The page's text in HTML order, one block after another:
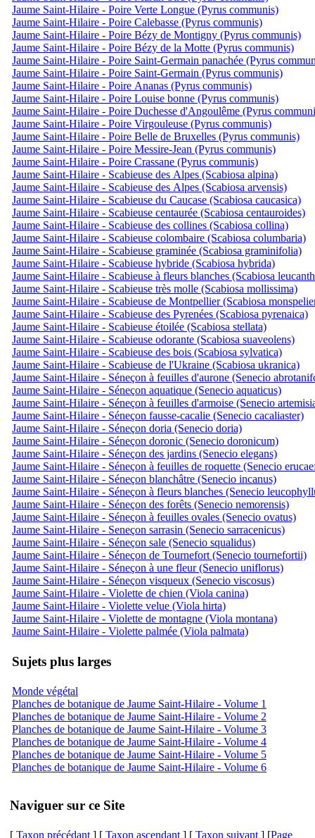
Jaume Saint-Hilaire - Poire Verte Longue (Pyrus communis)
Jaume Saint-Hilaire - Poire Calebasse (Pyrus communis)
Jaume Saint-Hilaire - Poire Bézy de Montigny (Pyrus communis)
Jaume Saint-Hilaire - Poire Bézy de la Motte (Pyrus communis)
Jaume Saint-Hilaire - Poire Saint-Germain panachée (Pyrus
Jaume Saint-Hilaire - Poire Saint-Germain (Pyrus communis)
Jaume Saint-Hilaire - Poire Ananas (Pyrus communis)
Jaume Saint-Hilaire - Poire Louise bonne (Pyrus communis)
Jaume Saint-Hilaire - Poire Duchesse d'Angoulême (Pyrus
Jaume Saint-Hilaire - Poire Virgouleuse (Pyrus communis)
Jaume Saint-Hilaire - Poire Belle de Bruxelles (Pyrus communis)
Jaume Saint-Hilaire - Poire Messire-Jean (Pyrus communis)
Jaume Saint-Hilaire - Poire Crassane (Pyrus communis)
Jaume Saint-Hilaire - Scabieuse des Alpes (Scabiosa alpina)
Jaume Saint-Hilaire - Scabieuse des Alpes (Scabiosa arvensis)
Jaume Saint-Hilaire - Scabieuse du Caucase (Scabiosa caucasica)
Jaume Saint-Hilaire - Scabieuse centaurée (Scabiosa centauroides)
Jaume Saint-Hilaire - Scabieuse des collines (Scabiosa collina)
Jaume Saint-Hilaire - Scabieuse colombaire (Scabiosa columbaria)
Jaume Saint-Hilaire - Scabieuse graminée (Scabiosa graminifolia)
Jaume Saint-Hilaire - Scabieuse hybride (Scabiosa hybrida)
Jaume Saint-Hilaire - Scabieuse à fleurs blanches (Scabiosa
Jaume Saint-Hilaire - Scabieuse très molle (Scabiosa mollissima)
Jaume Saint-Hilaire - Scabieuse de Montpellier (Scabiosa
Jaume Saint-Hilaire - Scabieuse des Pyrenées (Scabiosa pyrenaica)
Jaume Saint-Hilaire - Scabieuse étoilée (Scabiosa stellata)
Jaume Saint-Hilaire - Scabieuse odorante (Scabiosa suaveolens)
Jaume Saint-Hilaire - Scabieuse des bois (Scabiosa sylvatica)
Jaume Saint-Hilaire - Scabieuse de l'Ukraine (Scabiosa ukranica)
Jaume Saint-Hilaire - Séneçon à feuilles d'aurone (Senecio
Jaume Saint-Hilaire - Séneçon aquatique (Senecio aquaticus)
Jaume Saint-Hilaire - Séneçon à feuilles d'armoise (Senecio
Jaume Saint-Hilaire - Séneçon fausse-cacalie (Senecio cacaliaster)
Jaume Saint-Hilaire - Séneçon doria (Senecio doria)
Jaume Saint-Hilaire - Séneçon doronic (Senecio doronicum)
Jaume Saint-Hilaire - Séneçon des jardins (Senecio elegans)
Jaume Saint-Hilaire - Séneçon à feuilles de roquette (Senecio
Jaume Saint-Hilaire - Séneçon blanchâtre (Senecio incanus)
Jaume Saint-Hilaire - Séneçon à fleurs blanches (Senecio
Jaume Saint-Hilaire - Séneçon des forêts (Senecio nemorensis)
Jaume Saint-Hilaire - Séneçon à feuilles ovales (Senecio ovatus)
Jaume Saint-Hilaire - Seneçon sarrasin (Senecio sarracenicus)
Jaume Saint-Hilaire - Séneçon sale (Senecio squalidus)
Jaume Saint-Hilaire - Séneçon de Tournefort (Senecio tournefortii)
Jaume Saint-Hilaire - Séneçon à une fleur (Senecio uniflorus)
Jaume Saint-Hilaire - Séneçon visqueux (Senecio viscosus)
Jaume Saint-Hilaire - Violette de chien (Viola canina)
Jaume Saint-Hilaire - Violette velue (Viola hirta)
Jaume Saint-Hilaire - Violette de montagne (Viola montana)
Jaume Saint-Hilaire - Violette palmée (Viola palmata)
Sujets plus larges
Monde végétal
Planches de botanique de Jaume Saint-Hilaire - Volume 1
Planches de botanique de Jaume Saint-Hilaire - Volume 2
Planches de botanique de Jaume Saint-Hilaire - Volume 3
Planches de botanique de Jaume Saint-Hilaire - Volume 4
Planches de botanique de Jaume Saint-Hilaire - Volume 5
Planches de botanique de Jaume Saint-Hilaire - Volume 6
Naviguer sur ce Site
[ Taxon précédant ] [ Taxon ascendant ] [ Taxon suivant ] [Page